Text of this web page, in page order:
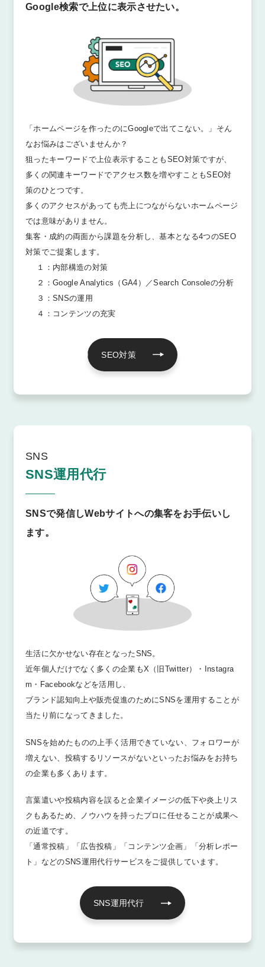
Google検索で上位に表示させたい。
「ホームページを作ったのにGoogleで出てこない。」そん
なお悩みはございませんか？
狙ったキーワードで上位表示することもSEO対策ですが、
多くの関連キーワードでアクセス数を増やすこともSEO対
策のひとつです。
多くのアクセスがあっても売上につながらないホームページ
では意味がありません。
集客・成約の両面から課題を分析し、基本となる4つのSEO
対策でご提案します。
１：内部構造の対策
２：Google Analytics（GA4）／Search Consoleの分析
３：SNSの運用
４：コンテンツの充実
SEO対策
SNS
SNS運用代行
SNSで発信しWebサイトへの集客をお手伝いし
ます。
生活に欠かせない存在となったSNS。
近年個人だけでなく多くの企業もX（旧Twitter）・Instagra
m・Facebookなどを活用し、
ブランド認知向上や販売促進のためにSNSを運用することが
当たり前になってきました。
SNSを始めたものの上手く活用できていない、フォロワーが
増えない、投稿するリソースがないといったお悩みをお持ち
の企業も多くあります。
言葉遣いや投稿内容を誤ると企業イメージの低下や炎上リス
クもあるため、ノウハウを持ったプロに任せることが成果へ
の近道です。
「通常投稿」「広告投稿」「コンテンツ企画」「分析レポー
ト」などのSNS運用代行サービスをご提供しています。
SNS運用代行